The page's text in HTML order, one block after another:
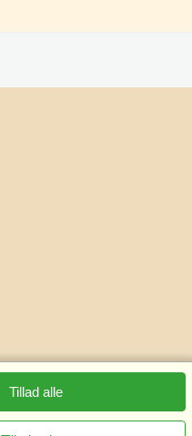
Tillad alle